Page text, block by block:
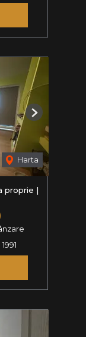
Harta
Next
proprie |
1991